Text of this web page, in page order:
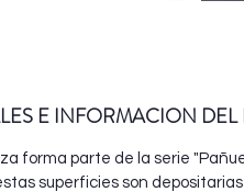
E INFORMACION
forma parte de la serie
superficies son